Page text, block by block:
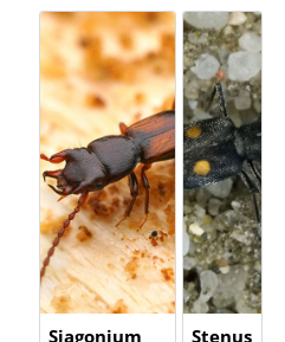
Siagonium Stenus